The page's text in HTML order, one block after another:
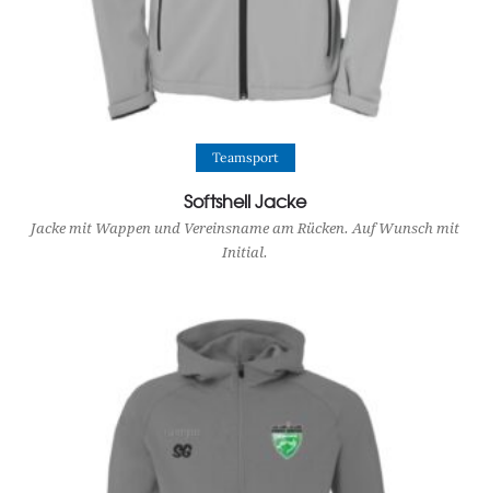
View Product
Teamsport
Softshell Jacke
Jacke mit Wappen und Vereinsname am Rücken. Auf Wunsch mit
Initial.